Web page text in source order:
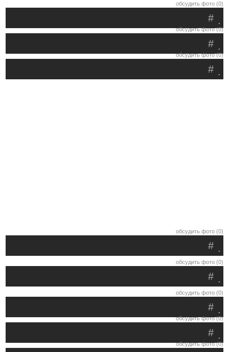
обсудить фото (0)
.
#
обсудить фото (0)
.
#
обсудить фото (0)
.
#
обсудить фото (0)
.
#
обсудить фото (0)
.
#
обсудить фото (0)
.
#
обсудить фото (0)
.
#
обсудить фото (0)